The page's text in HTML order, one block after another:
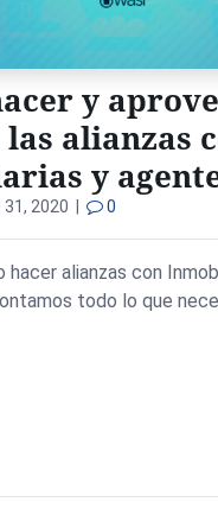
y
alianzas
y
2020 | 0
hacer alianzas con
todo lo que